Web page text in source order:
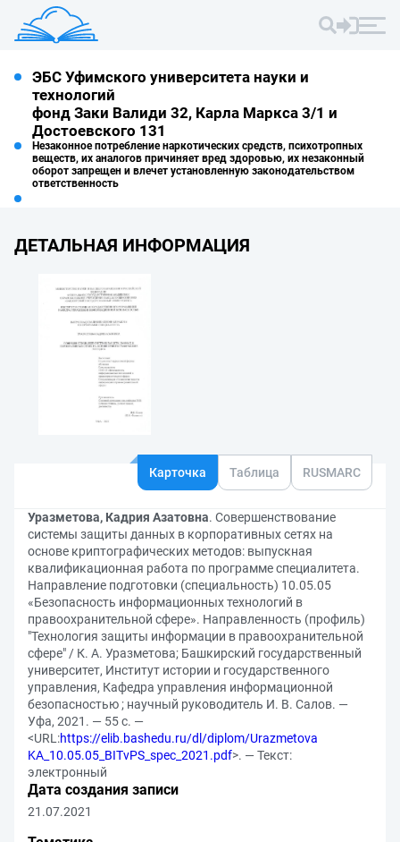
ЭБС Уфимского университета науки и
технологий
фонд Заки Валиди 32, Карла Маркса 3/1 и
Достоевского 131
Незаконное потребление наркотических средств, психотропных
веществ, их аналогов причиняет вред здоровью, их незаконный
оборот запрещен и влечет установленную законодательством
ответственность
ДЕТАЛЬНАЯ ИНФОРМАЦИЯ
Карточка Таблица RUSMARC
Уразметова, Кадрия Азатовна. Совершенствование
системы защиты данных в корпоративных сетях на
основе криптографических методов: выпускная
квалификационная работа по программе специалитета.
Направление подготовки (специальность) 10.05.05
«Безопасность информационных технологий в
правоохранительной сфере». Направленность (профиль)
"Технология защиты информации в правоохранительной
сфере" / К. А. Уразметова; Башкирский государственный
университет, Институт истории и государственного
управления, Кафедра управления информационной
безопасностью ; научный руководитель И. В. Салов. —
Уфа, 2021. — 55 с. —
<URL:https://elib.bashedu.ru/dl/diplom/Urazmetova
KA_10.05.05_BITvPS_spec_2021.pdf>. — Текст:
электронный
Дата создания записи
21.07.2021